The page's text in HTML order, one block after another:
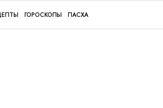
ГОРОСКОПЫ ПАСХА